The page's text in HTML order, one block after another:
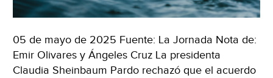
05 de mayo de 2025 Fuente: La Jornada Nota de:
Emir Olivares y Ángeles Cruz La presidenta
Claudia Sheinbaum Pardo rechazó que el acuerdo